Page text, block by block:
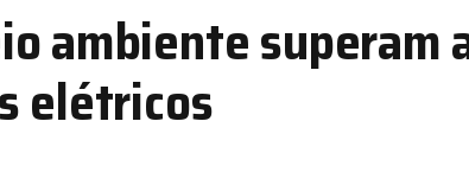
ambiente superam
elétricos